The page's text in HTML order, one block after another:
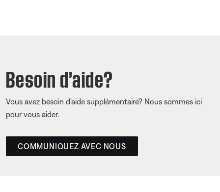
Besoin d’aide?
Vous avez besoin d’aide supplémentaire? Nous sommes ici
pour vous aider.
COMMUNIQUEZ AVEC NOUS